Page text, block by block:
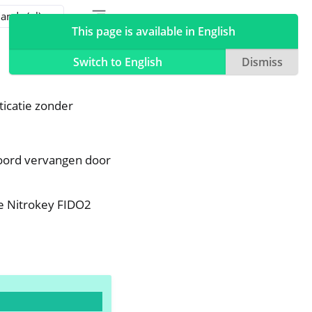
zonder
vervangen door
Nitrokey FIDO2
This page is available in English
Switch to English
Dismiss